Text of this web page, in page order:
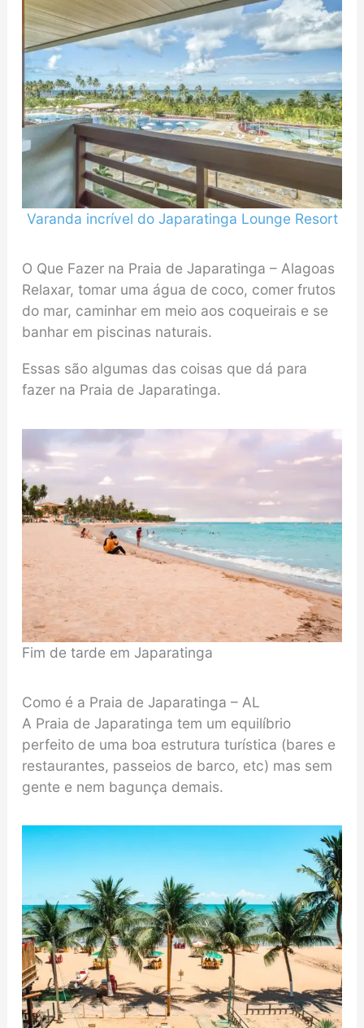
Varanda incrível do Japaratinga Lounge Resort
O Que Fazer na Praia de Japaratinga – Alagoas
Relaxar, tomar uma água de coco, comer frutos
do mar, caminhar em meio aos coqueirais e se
banhar em piscinas naturais.
Essas são algumas das coisas que dá para
fazer na Praia de Japaratinga.
Fim de tarde em Japaratinga
Como é a Praia de Japaratinga – AL
A Praia de Japaratinga tem um equilíbrio
perfeito de uma boa estrutura turística (bares e
restaurantes, passeios de barco, etc) mas sem
gente e nem bagunça demais.